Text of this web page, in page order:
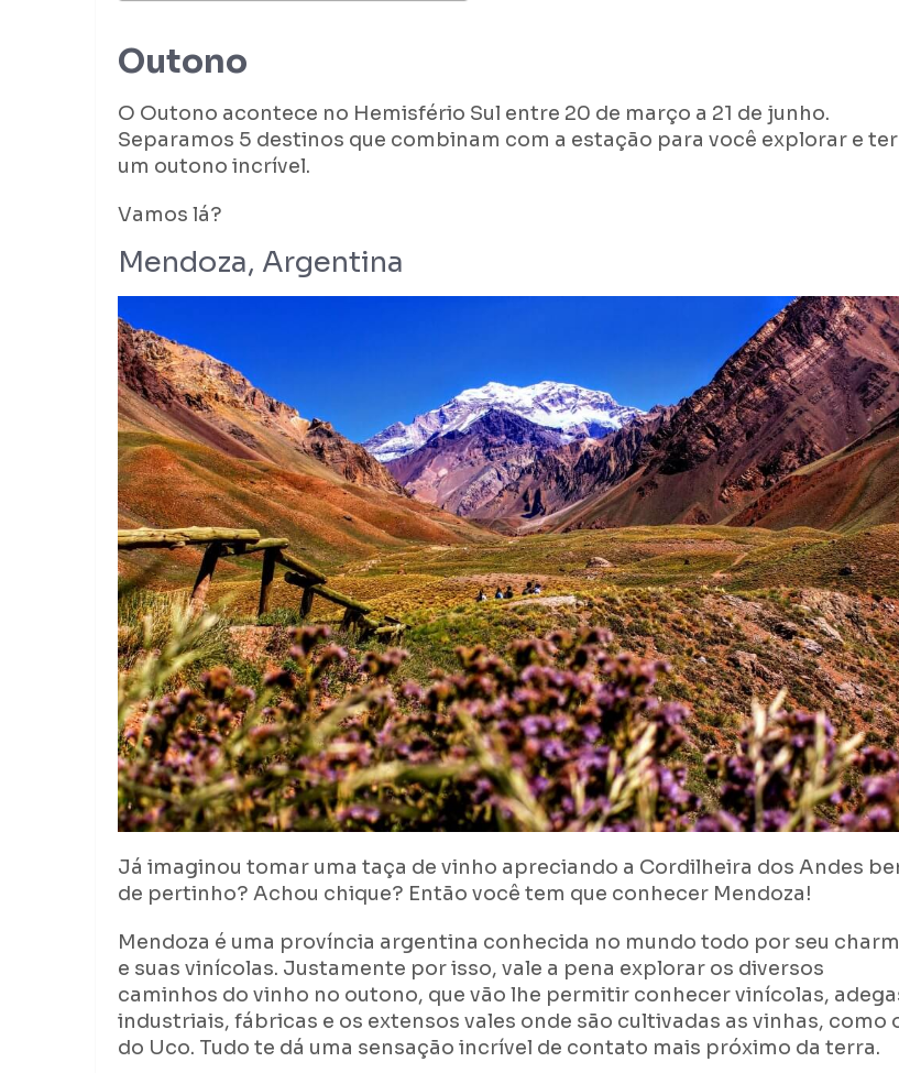
Outono
O Outono acontece no Hemisfério Sul entre 20 de março a 21 de junho.
Separamos 5 destinos que combinam com a estação para você explorar e ter
um outono incrível.
Vamos lá?
Mendoza, Argentina
Já imaginou tomar uma taça de vinho apreciando a Cordilheira dos Andes
de pertinho? Achou chique? Então você tem que conhecer Mendoza!
Mendoza é uma província argentina conhecida no mundo todo por seu
e suas vinícolas. Justamente por isso, vale a pena explorar os diversos
caminhos do vinho no outono, que vão lhe permitir conhecer vinícolas,
industriais, fábricas e os extensos vales onde são cultivadas as vinhas, como
do Uco. Tudo te dá uma sensação incrível de contato mais próximo da terra.